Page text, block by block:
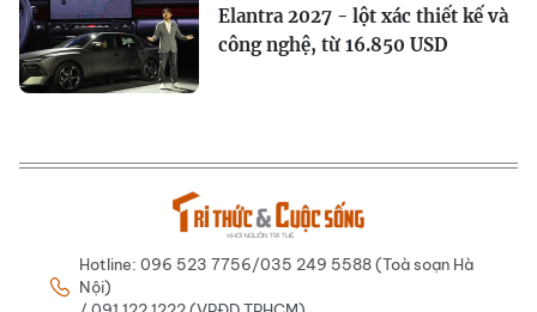
Elantra 2027 - lột xác thiết kế và
công nghệ, từ 16.850 USD
Hotline: 096 523 7756/035 249 5588 (Toà soạn Hà
Nội)